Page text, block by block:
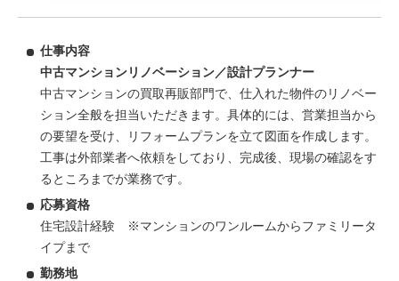
仕事内容
中古マンションリノベーション／設計プランナー
中古マンションの買取再販部門で、仕入れた物件のリノベー
ション全般を担当いただきます。具体的には、営業担当から
の要望を受け、リフォームプランを立て図面を作成します。
工事は外部業者へ依頼をしており、完成後、現場の確認をす
るところまでが業務です。
応募資格
住宅設計経験 ※マンションのワンルームからファミリータ
イプまで
勤務地